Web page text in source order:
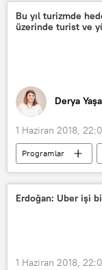
Kemal Derviş
Dolar
Bu yıl turizmde
üzerinde turist ve
Derya
1 Haziran 2018,
Programlar
RADYO
Rus Turizmi
Erdoğan: Uber işi
1 Haziran 2018,